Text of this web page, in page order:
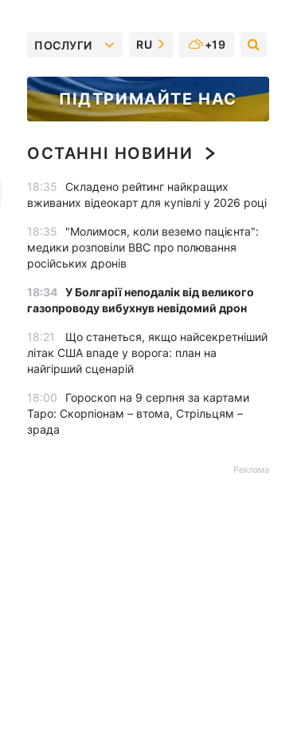
ПОСЛУГИ RU +19
ПІДТРИМАЙТЕ НАС
ОСТАННІ НОВИНИ
18:35
Складено рейтинг найкращих
вживаних відеокарт для купівлі у 2026 році
18:35
"Молимося, коли веземо пацієнта":
медики розповіли BBC про полювання
російських дронів
18:34 У Болгарії неподалік від великого
газопроводу вибухнув невідомий дрон
18:21
Що станеться, якщо найсекретніший
літак США впаде у ворога: план на
найгірший сценарій
18:00
Гороскоп на 9 серпня за картами
Таро: Скорпіонам – втома, Стрільцям –
зрада
Реклама